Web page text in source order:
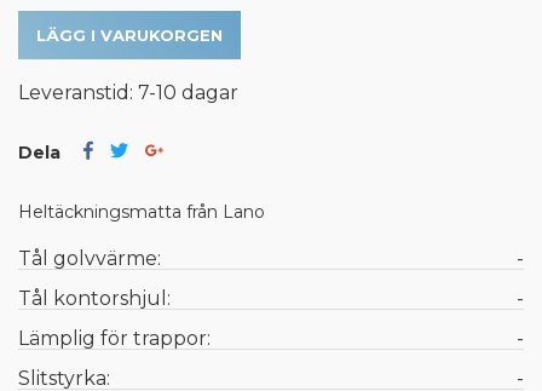
LÄGG I VARUKORGEN
Leveranstid: 7-10 dagar
Dela
Heltäckningsmatta från Lano
Tål golvvärme:
-
Tål kontorshjul:
-
Lämplig för trappor:
-
Slitstyrka:
-